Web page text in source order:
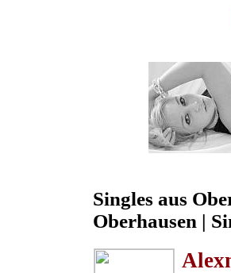
Singles aus
Oberhausen |